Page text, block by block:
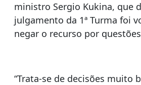
ministro Sergio Kukina, que
julgamento da 1ª Turma foi
negar o recurso por
“Trata-se de decisões muito